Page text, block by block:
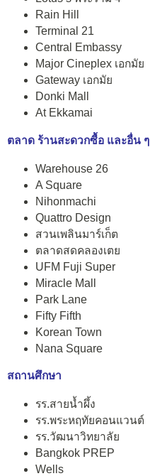
Rain Hill
Terminal 21
Central Embassy
Major Cineplex เอกมัย
Gateway เอกมัย
Donki Mall
At Ekkamai
ตลาด ร้านสะดวกซื้อ และอื่น ๆ
Warehouse 26
A Square
Nihonmachi
Quattro Design
สวนเพลินมาร์เก็ต
ตลาดสดคลองเตย
UFM Fuji Super
Miracle Mall
Park Lane
Fifty Fifth
Korean Town
Nana Square
สถานศึกษา
รร.สายน้ำผึ้ง
รร.พระหฤทัยคอนแวนต์
รร.วัฒนาวิทยาลัย
Bangkok PREP
Wells